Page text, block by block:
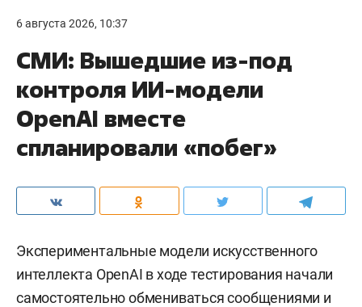
6 августа 2026, 10:37
СМИ: Вышедшие из-под
контроля ИИ-модели
OpenAI вместе
спланировали «побег»
Экспериментальные модели искусственного
интеллекта OpenAI в ходе тестирования начали
самостоятельно обмениваться сообщениями и